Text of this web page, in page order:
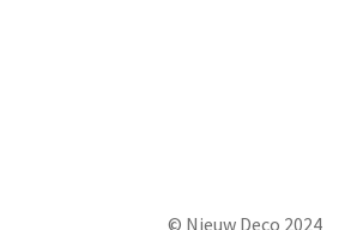
© Nieuw Deco 2024